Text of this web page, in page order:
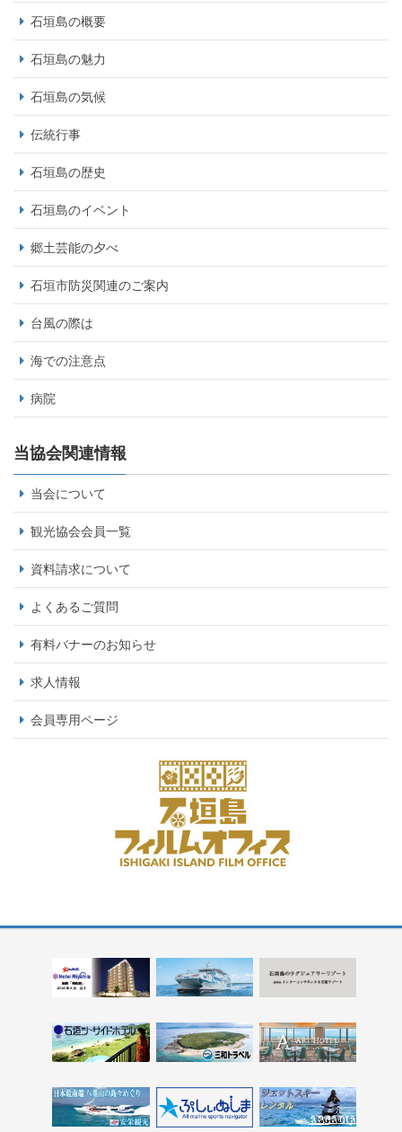
石垣島の概要
石垣島の魅力
石垣島の気候
伝統行事
石垣島の歴史
石垣島のイベント
郷土芸能の夕べ
石垣市防災関連のご案内
台風の際は
海での注意点
病院
当協会関連情報
当会について
観光協会会員一覧
資料請求について
よくあるご質問
有料バナーのお知らせ
求人情報
会員専用ページ